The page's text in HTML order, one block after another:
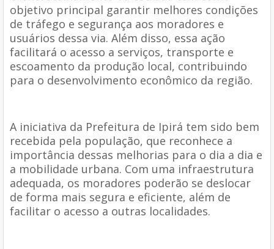
objetivo principal garantir melhores condições
de tráfego e segurança aos moradores e
usuários dessa via. Além disso, essa ação
facilitará o acesso a serviços, transporte e
escoamento da produção local, contribuindo
para o desenvolvimento econômico da região.
A iniciativa da Prefeitura de Ipirá tem sido bem
recebida pela população, que reconhece a
importância dessas melhorias para o dia a dia e
a mobilidade urbana. Com uma infraestrutura
adequada, os moradores poderão se deslocar
de forma mais segura e eficiente, além de
facilitar o acesso a outras localidades.